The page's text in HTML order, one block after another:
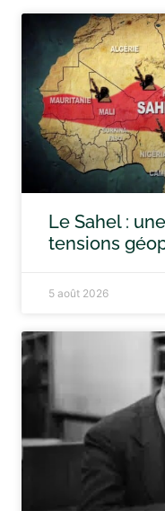
Le Sahel :
tensions
5 août 2026